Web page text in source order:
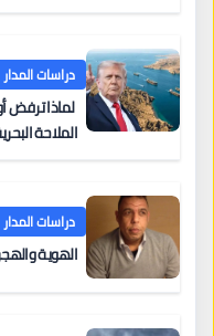
دراسات المدار
لماذا ترفض
الملاحة
دراسات المدار
الهوية